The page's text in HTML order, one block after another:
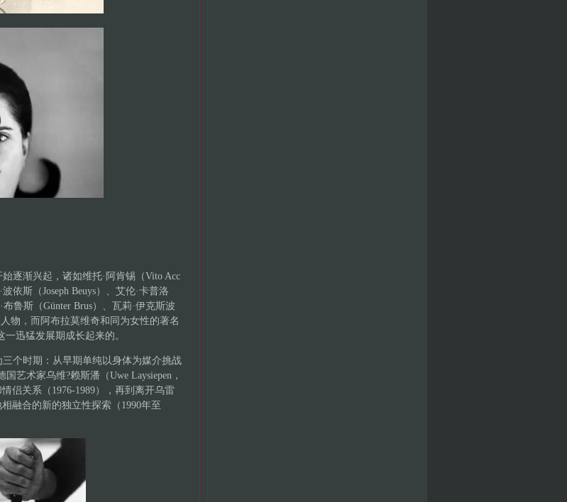
逐渐兴起，诸如维托·阿肯锡（Vito Acc
依斯（Joseph Beuys）、艾伦·卡普洛
鲁斯（Günter Brus）、瓦莉·伊克斯波
物，而阿布拉莫维奇和同为女性的著名
迅猛发展期成长起来的。
个时期：从早期单纯以身体为媒介挑战
艺术家乌维?赖斯潘（Uwe Laysiepen，
侣关系（1976-1989），再到离开乌雷
融合的新的独立性探索（1990年至